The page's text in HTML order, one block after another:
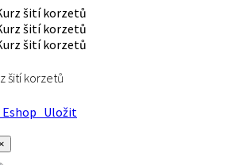
šití korzetů
Uložit